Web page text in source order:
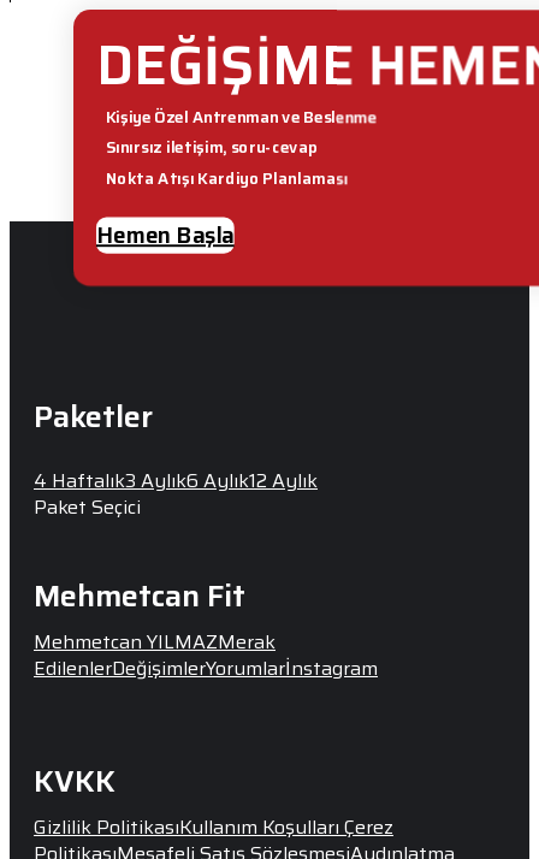
DEĞİŞİME
Kişiye Özel Antrenman ve Beslenme
Sınırsız iletişim, soru-cevap
Nokta Atışı Kardiyo Planlaması
Hemen Başla
Paketler
4 Haftalık3 Aylık6 Aylık12 Aylık
Paket Seçici
Mehmetcan Fit
Mehmetcan YILMAZMerak
EdilenlerDeğişimlerYorumlarİnstagram
KVKK
Gizlilik PolitikasıKullanım KoşullarıÇerez